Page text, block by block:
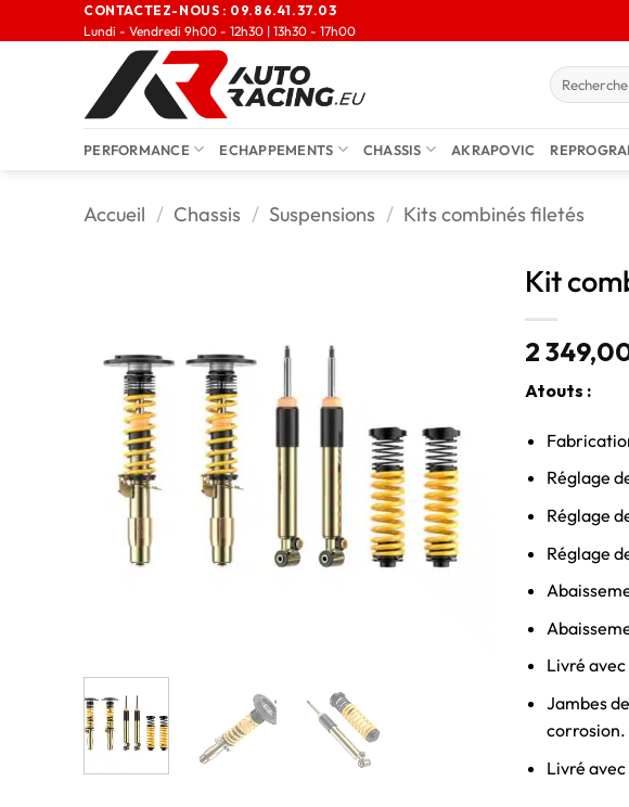
CONTACTEZ-NOUS : 09.86.41.37.03
Lundi - Vendredi 9h00 - 12h30 | 13h30 - 17h00
PERFORMANCE ECHAPPEMENTS CHASSIS AKRAPOVIC
Accueil / Chassis / Suspensions / Kits combinés filetés
Kit
2
Atouts :
Réglage
Réglage
Réglage
Livré
Jambes
corrosion.
Livré